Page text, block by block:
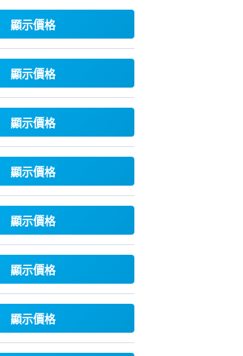
顯示價格
顯示價格
顯示價格
顯示價格
顯示價格
顯示價格
顯示價格